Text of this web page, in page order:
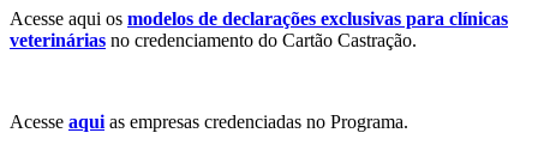
Acesse aqui os modelos de declarações exclusivas para clínicas
veterinárias no credenciamento do Cartão Castração.
Acesse aqui as empresas credenciadas no Programa.